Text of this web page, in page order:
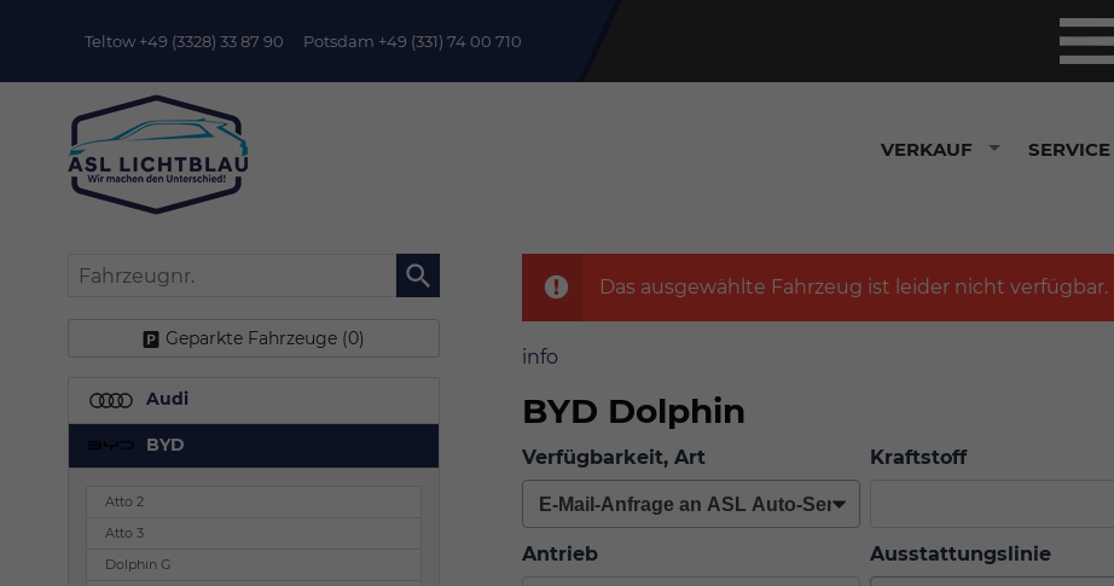
Teltow +49 (3328) 33 87 90 Potsdam +49 (331) 74 00 710
VERKAUF SERVICE
Das ausgewählte Fahrzeug ist leider nicht verfügbar.
info
BYD Dolphin
Verfügbarkeit, Art Kraftstoff
Antrieb Ausstattungslinie
Fahrzeugnr.
Geparkte Fahrzeuge (0)
Audi
BYD
Atto 2
Atto 3
Dolphin G